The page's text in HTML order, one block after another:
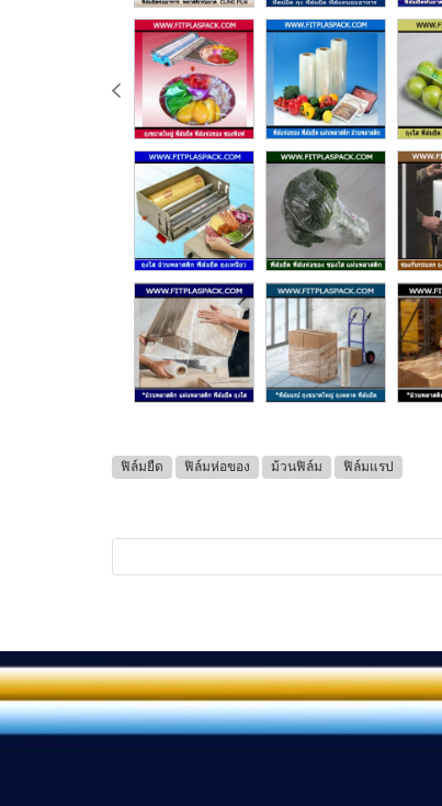
ฟิล์มยืด ฟิล์มห่อของ ม้วนฟิล์ม ฟิล์มแรป